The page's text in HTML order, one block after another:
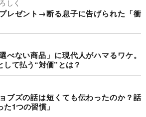
しく
レゼント→断る息子に告げられた「衝
べない商品」に現代人がハマるワケ。
て払う“対価”とは？
ブズの話は短くても伝わったのか？話
1つの習慣」